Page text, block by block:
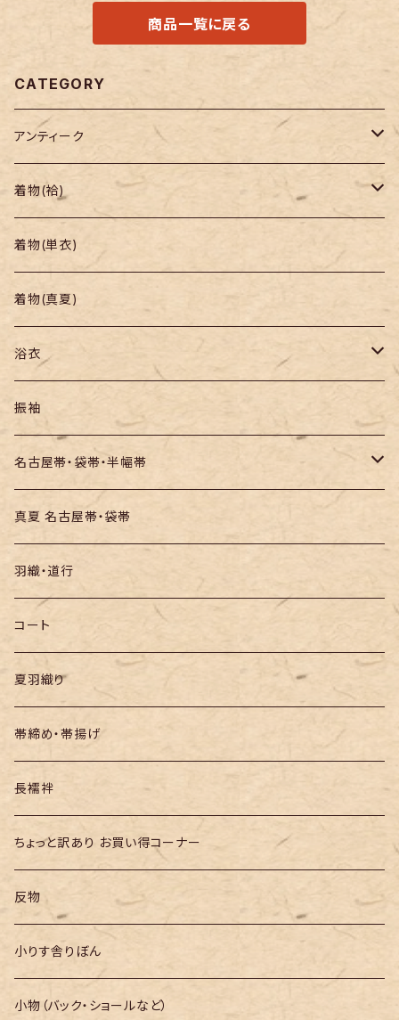
商品一覧に戻る
CATEGORY
アンティーク
着物
帯
羽織り・道行
着物(袷)
小紋
色無地・江戸小紋
紬
訪問着・付下
お召し
着物(単衣)
着物(真夏)
浴衣
セオα・ポリ
木綿・綿麻
絞りの浴衣
振袖
名古屋帯・袋帯・半幅帯
名古屋帯
袋帯
半幅帯
真夏 名古屋帯・袋帯
羽織・道行
コート
夏羽織り
帯締め・帯揚げ
長襦袢
ちょっと訳あり お買い得コーナー
反物
小りす舎りぼん
小物（バック・ショールなど）